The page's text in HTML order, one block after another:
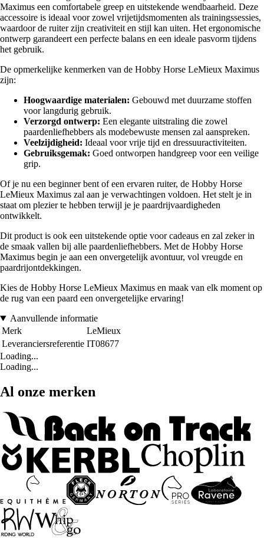
Maximus een comfortabele greep en uitstekende wendbaarheid. Deze
accessoire is ideaal voor zowel vrijetijdsmomenten als trainingssessies,
waardoor de ruiter zijn creativiteit en stijl kan uiten. Het ergonomische
ontwerp garandeert een perfecte balans en een ideale pasvorm tijdens
het gebruik.
De opmerkelijke kenmerken van de Hobby Horse LeMieux Maximus
zijn:
Hoogwaardige materialen: Gebouwd met duurzame stoffen
voor langdurig gebruik.
Verzorgd ontwerp: Een elegante uitstraling die zowel
paardenliefhebbers als modebewuste mensen zal aanspreken.
Veelzijdigheid: Ideaal voor vrije tijd en dressuuractiviteiten.
Gebruiksgemak: Goed ontworpen handgreep voor een veilige
grip.
Of je nu een beginner bent of een ervaren ruiter, de Hobby Horse
LeMieux Maximus zal aan je verwachtingen voldoen. Het stelt je in
staat om plezier te hebben terwijl je je paardrijvaardigheden
ontwikkelt.
Dit product is ook een uitstekende optie voor cadeaus en zal zeker in
de smaak vallen bij alle paardenliefhebbers. Met de Hobby Horse
Maximus begin je aan een onvergetelijk avontuur, vol vreugde en
paardrijontdekkingen.
Kies de Hobby Horse LeMieux Maximus en maak van elk moment op
de rug van een paard een onvergetelijke ervaring!
Aanvullende informatie
Merk
LeMieux
Leveranciersreferentie IT08677
Loading...
Loading...
Al onze merken